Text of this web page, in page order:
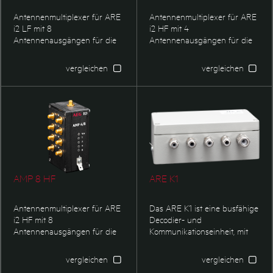
Antennenmultiplexer für ARE
i2 LF mit 8
Antennenausgängen für die
Antennenvarianten.vergleichen
Antennenmultiplexer für ARE
i2 HF mit 4
Antennenausgängen für die
Antennenvarianten.vergleichen
AMP 8 HF
Antennenmultiplexer für ARE
i2 HF mit 8
Antennenausgängen für die
Antennenvarianten.vergleichen
ARE K1
Das ARE K1 ist eine busfähige
Decodier- und
Kommunikationseinheit, mit
Transponder (z.B.Trovan)
gelesen werden können. Es
vergleichen